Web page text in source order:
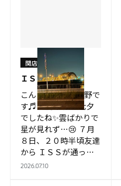
ＩＳＳ
関店
こんにちはっ 牧野で
す♬ ７月７日は七夕
でしたね✨雲ばかりで
星が見れず…😢 ７月
８日、２０時半頃友達
から ＩＳＳが通って
いると情報が来て 早
2026.07.10